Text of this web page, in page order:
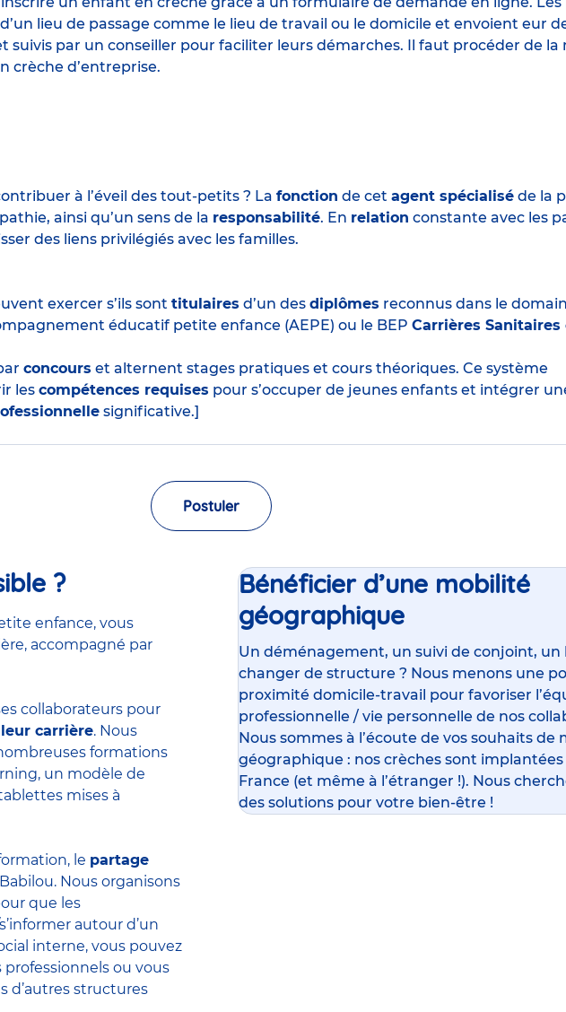
lieu de passage comme le lieu de travail ou le domicile et envoient eur
suivis par un conseiller pour faciliter leurs démarches. Il faut procéder de la
crèche d’entreprise.
à l’éveil des tout-petits ? La fonction de cet agent spécialisé de la
ainsi qu’un sens de la responsabilité. En relation constante avec les
des liens privilégiés avec les familles.
exercer s’ils sont titulaires d’un des diplômes reconnus dans le
éducatif petite enfance (AEPE) ou le BEP Carrières Sanitaires
concours et alternent stages pratiques et cours théoriques. Ce système
les compétences requises pour s’occuper de jeunes enfants et intégrer
significative.]
Postuler
?
enfance, vous
accompagné par
collaborateurs pour
carrière. Nous
formations
un modèle de
mises à
le partage
Nous organisons
que les
autour d’un
interne, vous pouvez
ou vous
d’autres structures
Bénéficier d’une mobilité
géographique
Un déménagement, un suivi de conjoint, un
changer de structure ? Nous menons une
proximité domicile-travail pour favoriser
professionnelle / vie personnelle de nos
Nous sommes à l’écoute de vos souhaits de
géographique : nos crèches sont
France (et même à l’étranger !). Nous
des solutions pour votre bien-être !